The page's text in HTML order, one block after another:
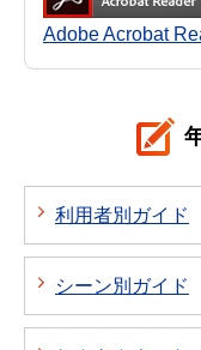
Adobe Acrobat
利用者別ガイド
シーン別ガイド